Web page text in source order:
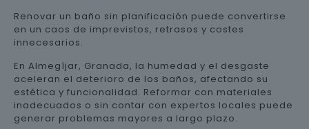
Renovar un baño sin planificación puede convertirse
en un caos de imprevistos, retrasos y costes
innecesarios.
En Almegíjar, Granada, la humedad y el desgaste
aceleran el deterioro de los baños, afectando su
estética y funcionalidad. Reformar con materiales
inadecuados o sin contar con expertos locales puede
generar problemas mayores a largo plazo.